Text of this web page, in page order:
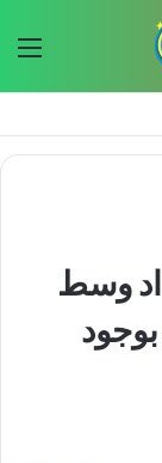
وسط